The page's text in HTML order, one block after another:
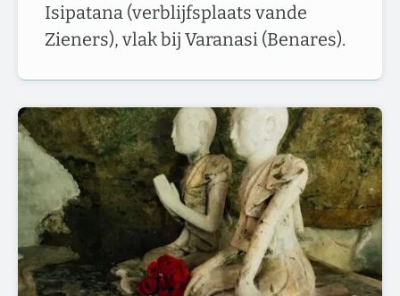
Isipatana (verblijfsplaats vande
Zieners), vlak bij Varanasi (Benares).